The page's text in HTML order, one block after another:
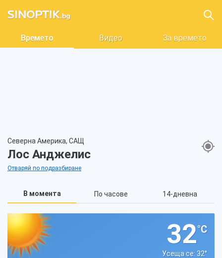
Времето Видео За времето
Северна Америка, САЩ
Лос Анджелис
Отваряй по подразбиране
В момента По часове 14-дневна
32°C
Усеща се: 32°